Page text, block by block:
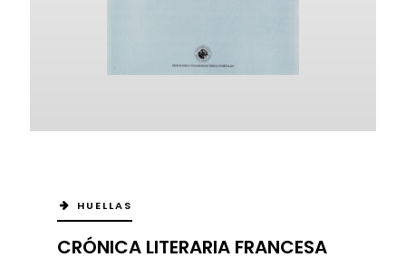
HUELLAS
CRÓNICA LITERARIA FRANCESA